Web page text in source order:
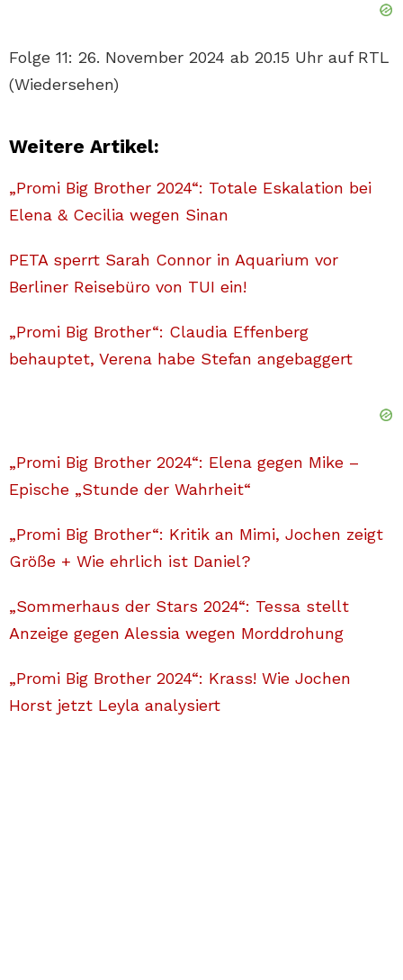
Folge 11: 26. November 2024 ab 20.15 Uhr auf RTL
(Wiedersehen)
Weitere Artikel:
„Promi Big Brother 2024“: Totale Eskalation bei
Elena & Cecilia wegen Sinan
PETA sperrt Sarah Connor in Aquarium vor
Berliner Reisebüro von TUI ein!
„Promi Big Brother“: Claudia Effenberg
behauptet, Verena habe Stefan angebaggert
„Promi Big Brother 2024“: Elena gegen Mike –
Epische „Stunde der Wahrheit“
„Promi Big Brother“: Kritik an Mimi, Jochen zeigt
Größe + Wie ehrlich ist Daniel?
„Sommerhaus der Stars 2024“: Tessa stellt
Anzeige gegen Alessia wegen Morddrohung
„Promi Big Brother 2024“: Krass! Wie Jochen
Horst jetzt Leyla analysiert